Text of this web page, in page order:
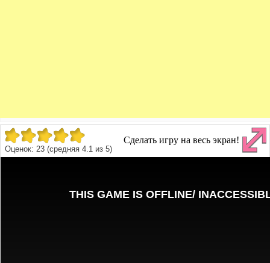
Оценок: 23 (средняя 4.1 из 5)
Сделать игру на весь экран!